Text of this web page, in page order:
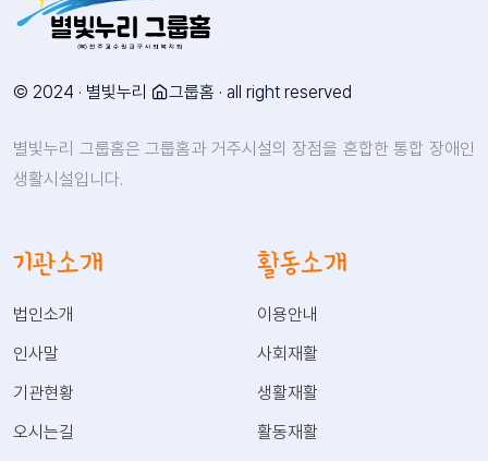
© 2024 · 별빛누리 그룹홈 · all right reserved
별빛누리 그룹홈은 그룹홈과 거주시설의 장점을 혼합한 통합 장애인
생활시설입니다.
기관소개
법인소개
인사말
기관현황
오시는길
활동소개
이용안내
사회재활
생활재활
활동재활